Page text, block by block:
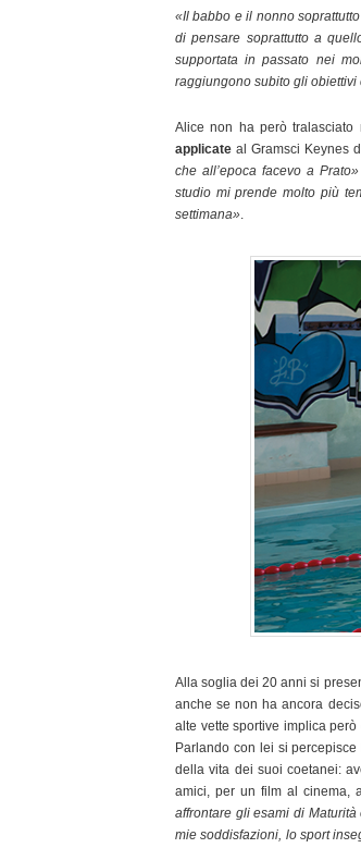
«Il babbo e il nonno
di pensare soprattutto a
supportata in passato nei
raggiungono subito gli
Alice non ha però
applicate al Gramsci Keynes
che all’epoca facevo a Prato»
studio mi prende molto più
settimana».
Alla soglia dei 20 anni si
anche se non ha ancora
alte vette sportive implica
Parlando con lei si
della vita dei suoi coetanei:
amici, per un film al cinema,
affrontare gli esami di
mie soddisfazioni, lo sport